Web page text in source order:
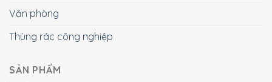
Văn phòng
Thùng rác công nghiệp
SẢN PHẨM